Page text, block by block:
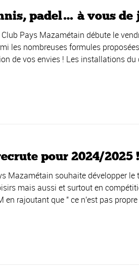
padel… à vous de
Pays Mazamétain débute le
les nombreuses formules
de vos envies ! Les installations
pour 2024/2025 !
Mazamétain souhaite développer
mais aussi et surtout en
en rajoutant que " ce n'est pas